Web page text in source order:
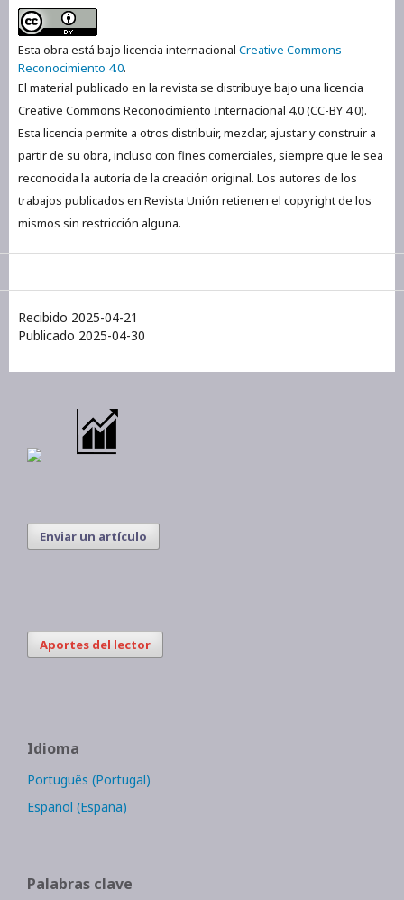
Esta obra está bajo licencia internacional Creative Commons
Reconocimiento 4.0.
El material publicado en la revista se distribuye bajo una licencia
Creative Commons Reconocimiento Internacional 4.0 (CC-BY 4.0).
Esta licencia permite a otros distribuir, mezclar, ajustar y construir a
partir de su obra, incluso con fines comerciales, siempre que le sea
reconocida la autoría de la creación original. Los autores de los
trabajos publicados en Revista Unión retienen el copyright de los
mismos sin restricción alguna.
Recibido 2025-04-21
Publicado 2025-04-30
Enviar un artículo
Aportes del lector
Idioma
Português (Portugal)
Español (España)
Palabras clave